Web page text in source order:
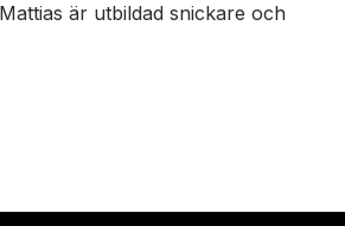
är utbildad snickare och